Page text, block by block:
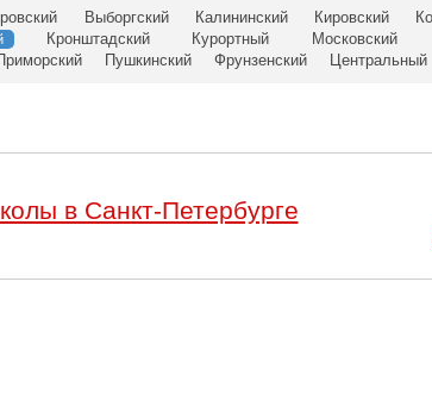
Выборгский Калининский Кировский
Кронштадский Курортный Московский
Пушкинский Фрунзенский Центральный
в Санкт-Петербурге